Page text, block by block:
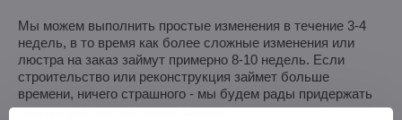
Мы можем выполнить простые изменения в течение 3-4
недель, в то время как более сложные изменения или
люстра на заказ займут примерно 8-10 недель. Если
строительство или реконструкция займет больше
времени, ничего страшного - мы будем рады придержать
люстру для вас на нашем складе.